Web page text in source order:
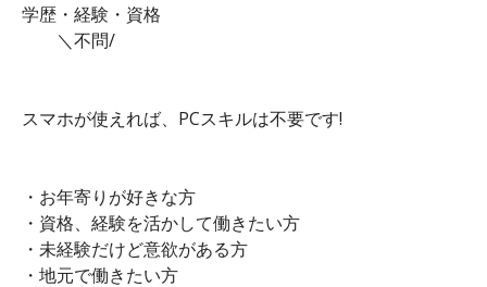
学歴・経験・資格
＼不問/
スマホが使えれば、PCスキルは不要です!
・お年寄りが好きな方
・資格、経験を活かして働きたい方
・未経験だけど意欲がある方
・地元で働きたい方